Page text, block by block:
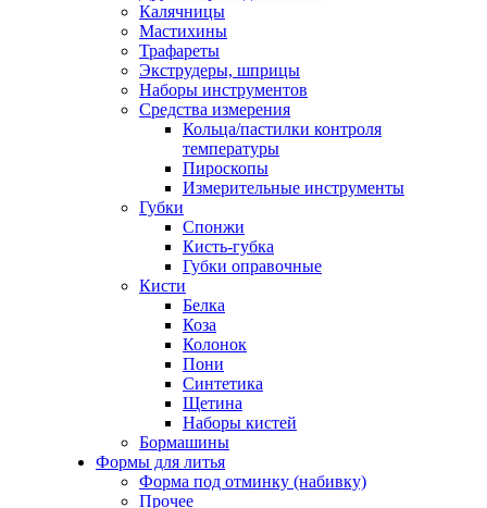
Калячницы
Мастихины
Трафареты
Экструдеры, шприцы
Наборы инструментов
Средства измерения
Кольца/пастилки контроля
температуры
Пироскопы
Измерительные инструменты
Губки
Спонжи
Кисть-губка
Губки оправочные
Кисти
Белка
Коза
Колонок
Пони
Синтетика
Щетина
Наборы кистей
Бормашины
Формы для литья
Форма под отминку (набивку)
Прочее